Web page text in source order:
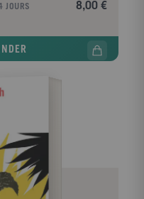
le sait. Sauf Hannah
être, permettra à Julia de
JOURS 8,00 €